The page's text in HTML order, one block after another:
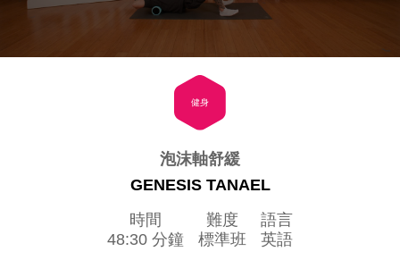
健身
泡沫軸舒緩
GENESIS TANAEL
時間
48:30 分鐘
難度
標準班
語言
英語